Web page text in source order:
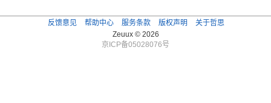
反馈意见 帮助中心 服务条款 版权声明
关于哲思
Zeuux © 2026
京ICP备05028076号